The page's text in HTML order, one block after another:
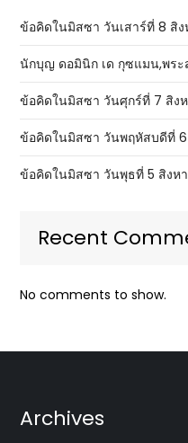
ข้อคิดในมิสซา วันเสาร์ที่ 8 สิ
นักบุญ ดอมินิก เด กุซแมน,พระ
ข้อคิดในมิสซา วันศุกร์ที่ 7 สิง
ข้อคิดในมิสซา วันพฤหัสบดีที่
ข้อคิดในมิสซา วันพุธที่ 5 สิงห
Recent
No comments to show.
Archives